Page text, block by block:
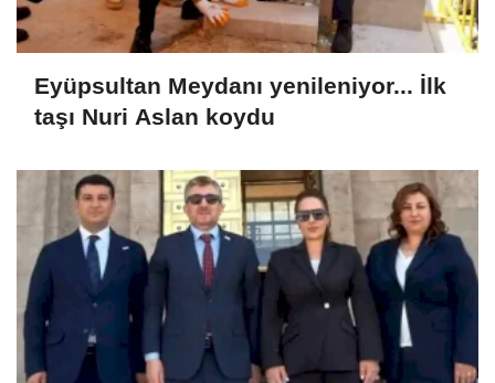
Eyüpsultan Meydanı yenileniyor... İlk
taşı Nuri Aslan koydu